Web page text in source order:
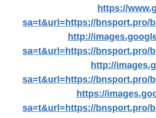
https://
sa=t&url=https://bnsport.pro/
http://
sa=t&url=https://bnsport.pro/
http://
sa=t&url=https://bnsport.pro/
https://
sa=t&url=https://bnsport.pro/